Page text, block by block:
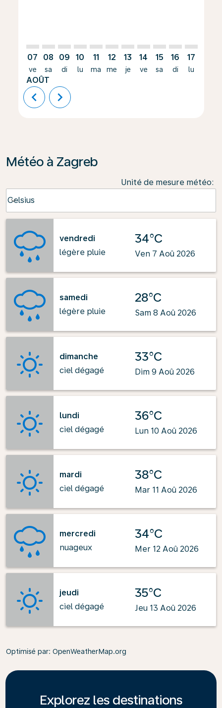
07
ve
AOÛT
08
sa
09
di
10
lu
11
ma
12
me
13
je
14
ve
15
sa
16
di
17
lu
chevron_left chevron_right
Météo à Zagreb
Unité de mesure météo:
Celsius
keyboard_arrow_down
vendredi
légère pluie
34°C
Ven 7 Aoû 2026
samedi
légère pluie
28°C
Sam 8 Aoû 2026
dimanche
ciel dégagé
33°C
Dim 9 Aoû 2026
lundi
ciel dégagé
36°C
Lun 10 Aoû 2026
mardi
ciel dégagé
38°C
Mar 11 Aoû 2026
mercredi
nuageux
34°C
Mer 12 Aoû 2026
jeudi
ciel dégagé
35°C
Jeu 13 Aoû 2026
Optimisé par: OpenWeatherMap.org
Explorez les destinations